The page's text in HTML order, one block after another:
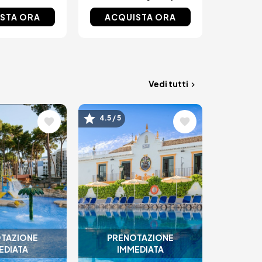
ORA ACQUISTA ORA
Vedi tutti
PRENOTAZIONE
IMMEDIATA
Immagine
4.5 / 5